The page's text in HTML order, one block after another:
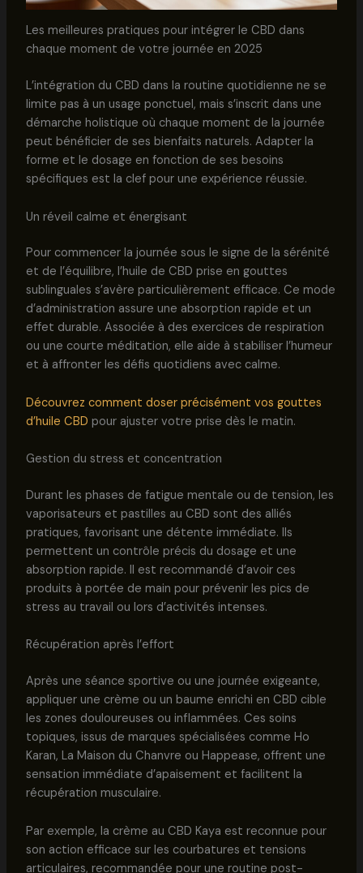
Les meilleures pratiques pour intégrer le CBD dans
chaque moment de votre journée en 2025
L’intégration du CBD dans la routine quotidienne ne se
limite pas à un usage ponctuel, mais s’inscrit dans une
démarche holistique où chaque moment de la journée
peut bénéficier de ses bienfaits naturels. Adapter la
forme et le dosage en fonction de ses besoins
spécifiques est la clef pour une expérience réussie.
Un réveil calme et énergisant
Pour commencer la journée sous le signe de la sérénité
et de l’équilibre, l’huile de CBD prise en gouttes
sublinguales s’avère particulièrement efficace. Ce mode
d’administration assure une absorption rapide et un
effet durable. Associée à des exercices de respiration
ou une courte méditation, elle aide à stabiliser l’humeur
et à affronter les défis quotidiens avec calme.
Découvrez comment doser précisément vos gouttes
d’huile CBD pour ajuster votre prise dès le matin.
Gestion du stress et concentration
Durant les phases de fatigue mentale ou de tension, les
vaporisateurs et pastilles au CBD sont des alliés
pratiques, favorisant une détente immédiate. Ils
permettent un contrôle précis du dosage et une
absorption rapide. Il est recommandé d’avoir ces
produits à portée de main pour prévenir les pics de
stress au travail ou lors d’activités intenses.
Récupération après l’effort
Après une séance sportive ou une journée exigeante,
appliquer une crème ou un baume enrichi en CBD cible
les zones douloureuses ou inflammées. Ces soins
topiques, issus de marques spécialisées comme Ho
Karan, La Maison du Chanvre ou Happease, offrent une
sensation immédiate d’apaisement et facilitent la
récupération musculaire.
Par exemple, la crème au CBD Kaya est reconnue pour
son action efficace sur les courbatures et tensions
articulaires, recommandée pour une routine post-